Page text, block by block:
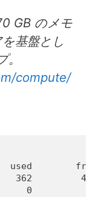
GB のメモ
基盤とし
compute/
used        free
362
0           0